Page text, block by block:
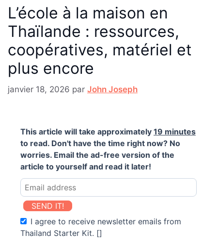
L’école à la maison en
Thaïlande : ressources,
coopératives, matériel et
plus encore
janvier 18, 2026 par John Joseph
This article will take approximately 19 minutes
to read. Don't have the time right now? No
worries. Email the ad-free version of the
article to yourself and read it later!
SEND IT!
I agree to receive newsletter emails from
Thailand Starter Kit. []